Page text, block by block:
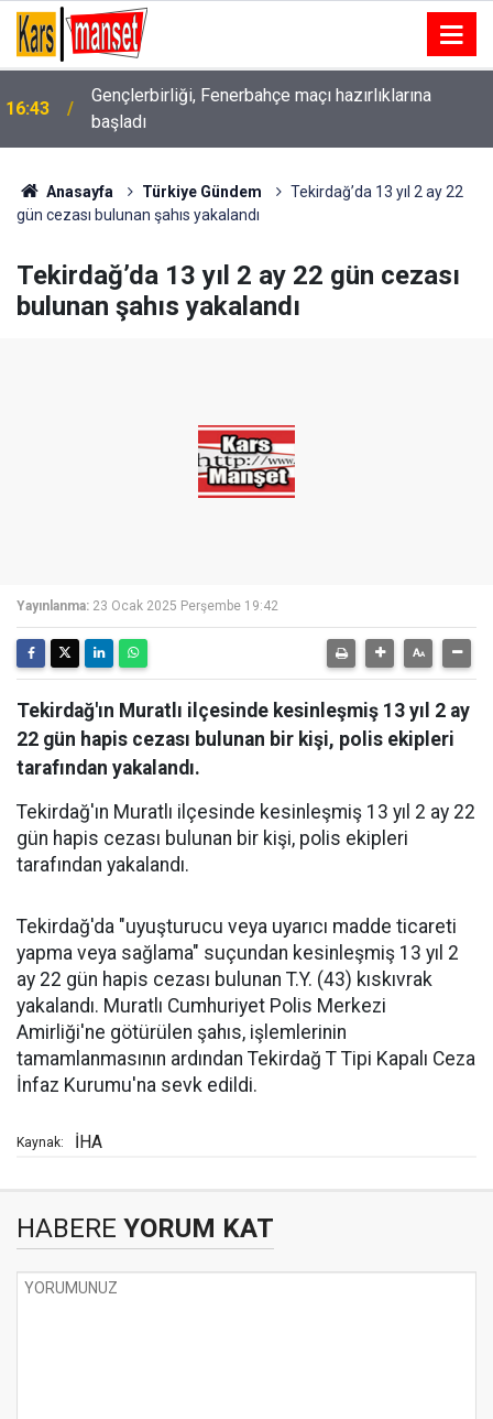
16:43
Gençlerbirliği, Fenerbahçe maçı hazırlıklarına
başladı
Kahramanmaraş’ta çıkan orman yangını kontrol altına
Anasayfa Türkiye Gündem
Tekirdağ’da 13 yıl 2 ay 22
gün cezası bulunan şahıs yakalandı
Tekirdağ’da 13 yıl 2 ay 22 gün cezası
bulunan şahıs yakalandı
Yayınlanma: 23 Ocak 2025 Perşembe 19:42
Tekirdağ'ın Muratlı ilçesinde kesinleşmiş 13 yıl 2 ay
22 gün hapis cezası bulunan bir kişi, polis ekipleri
tarafından yakalandı.
Tekirdağ'ın Muratlı ilçesinde kesinleşmiş 13 yıl 2 ay 22
gün hapis cezası bulunan bir kişi, polis ekipleri
tarafından yakalandı.
Tekirdağ'da "uyuşturucu veya uyarıcı madde ticareti
yapma veya sağlama" suçundan kesinleşmiş 13 yıl 2
ay 22 gün hapis cezası bulunan T.Y. (43) kıskıvrak
yakalandı. Muratlı Cumhuriyet Polis Merkezi
Amirliği'ne götürülen şahıs, işlemlerinin
tamamlanmasının ardından Tekirdağ T Tipi Kapalı Ceza
İnfaz Kurumu'na sevk edildi.
Kaynak: İHA
HABERE YORUM KAT